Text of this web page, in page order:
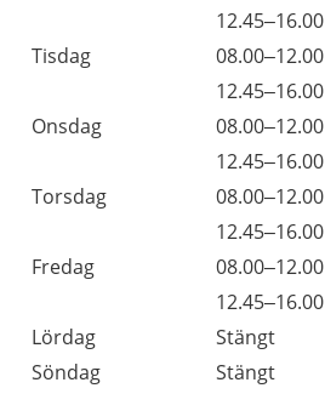
12.45–16.00
Tisdag
08.00–12.00
12.45–16.00
Onsdag
08.00–12.00
12.45–16.00
Torsdag
08.00–12.00
12.45–16.00
Fredag
08.00–12.00
12.45–16.00
Lördag
Stängt
Söndag
Stängt